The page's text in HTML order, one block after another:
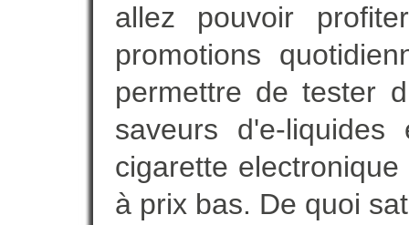
allez pouvoir
promotions
permettre de tester
saveurs d'e-
cigarette
à prix bas. De quoi